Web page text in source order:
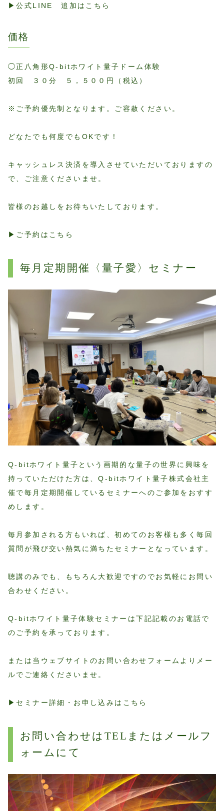
▶︎公式LINE 追加はこちら
価格
◯正八角形Q-bitホワイト量子ドーム体験
初回 ３０分 ５，５００円（税込）
※ご予約優先制となります。ご容赦ください。
どなたでも何度でもOKです！
キャッシュレス決済を導入させていただいておりますの
で、ご注意くださいませ。
皆様のお越しをお待ちいたしております。
▶︎ご予約はこちら
毎月定期開催〈量子愛〉セミナー
Q-bitホワイト量子という画期的な量子の世界に興味を
持っていただけた方は、Q-bitホワイト量子株式会社主
催で毎月定期開催しているセミナーへのご参加をおすす
めします。
毎月参加される方もいれば、初めてのお客様も多く毎回
質問が飛び交い熱気に満ちたセミナーとなっています。
聴講のみでも、もちろん大歓迎ですのでお気軽にお問い
合わせください。
Q-bitホワイト量子体験セミナーは下記記載のお電話で
のご予約を承っております。
または当ウェブサイトのお問い合わせフォームよりメー
ルでご連絡くださいませ。
▶︎セミナー詳細・お申し込みはこちら
お問い合わせはTELまたはメールフ
ォームにて